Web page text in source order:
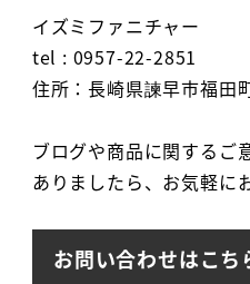
イズミファニチャー
tel : 0957-22-2851
住所：長崎県諫早市福田
ブログや商品に関するご
ありましたら、お気軽に
お問い合わせはこち